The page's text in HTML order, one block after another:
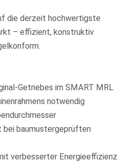
die derzeit hochwertigste
– effizient, konstruktiv
Getriebes im SMART MRL
notwendig
baumustergeprüften
verbesserter Energieeffizienz